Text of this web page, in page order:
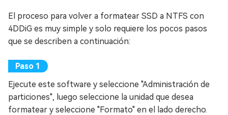
El proceso para volver a formatear SSD a NTFS con
4DDiG es muy simple y solo requiere los pocos pasos
que se describen a continuación:
Ejecute este software y seleccione "Administración de
particiones", luego seleccione la unidad que desea
formatear y seleccione "Formato" en el lado derecho.